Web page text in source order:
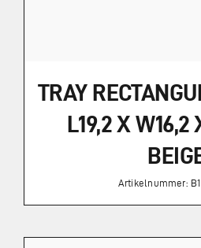
TRAY
L19,2 X W16,2
Artikelnummer: